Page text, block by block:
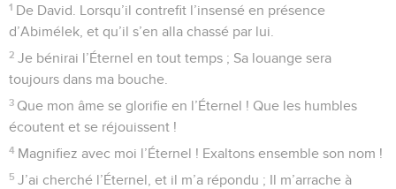
1 De David. Lorsqu’il contrefit l’insensé en présence
d’Abimélek, et qu’il s’en alla chassé par lui.
2 Je bénirai l’Éternel en tout temps ; Sa louange sera
toujours dans ma bouche.
3 Que mon âme se glorifie en l’Éternel ! Que les humbles
écoutent et se réjouissent !
4 Magnifiez avec moi l’Éternel ! Exaltons ensemble son nom !
5 J’ai cherché l’Éternel, et il m’a répondu ; Il m’arrache à